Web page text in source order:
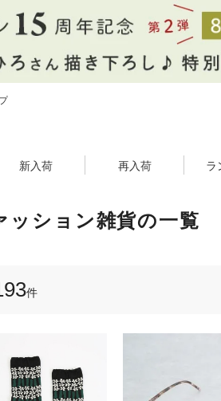
新入荷 再入荷 ラ
ッション雑貨の一覧
件